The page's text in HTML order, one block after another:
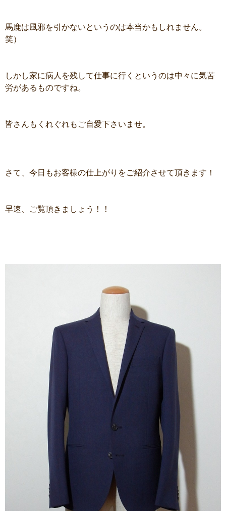
馬鹿は風邪を引かないというのは本当かもしれません。
笑）
しかし家に病人を残して仕事に行くというのは中々に気苦
労があるものですね。
皆さんもくれぐれもご自愛下さいませ。
さて、今日もお客様の仕上がりをご紹介させて頂きます！
早速、ご覧頂きましょう！！